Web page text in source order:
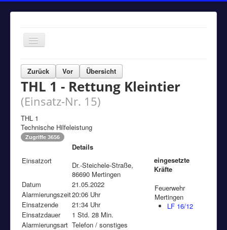
Navigation
an/aus
Home
Einsätze
Aktuelles
Über uns
Fuhrpark
Bürgerinformationen
Impressum
Zurück Vor Übersicht
THL 1 - Rettung Kleintier
(Einsatz-Nr. 15)
THL 1
Technische Hilfeleistung
Zugriffe 3656
Einsatzort
Details
Dr.-Steichele-Straße,
86690 Mertingen
Datum
21.05.2022
Alarmierungszeit20:06 Uhr
Einsatzende
21:34 Uhr
Einsatzdauer
1 Std. 28 Min.
Alarmierungsart Telefon / sonstiges
eingesetzte
Kräfte
Feuerwehr
Mertingen
LF 16/12